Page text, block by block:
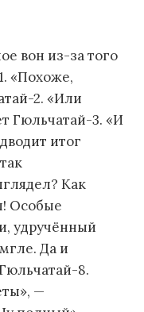
вон из-за того
«Похоже,
2. «Или
Гюльчатай-3. «И
итог
Как
Особые
удручённый
Да и
8.
—